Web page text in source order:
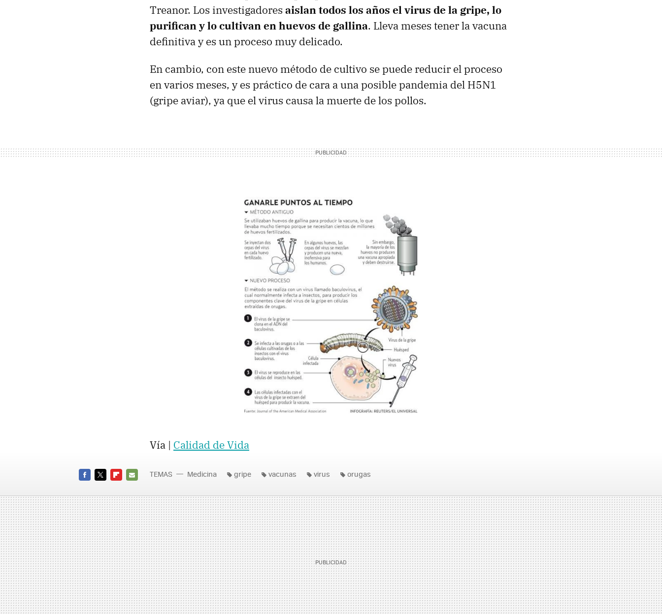
Treanor. Los investigadores aislan todos los años el virus de la gripe, lo
purifican y lo cultivan en huevos de gallina. Lleva meses tener la vacuna
definitiva y es un proceso muy delicado.
En cambio, con este nuevo método de cultivo se puede reducir el proceso
en varios meses, y es práctico de cara a una posible pandemia del H5N1
(gripe aviar), ya que el virus causa la muerte de los pollos.
Vía | Calidad de Vida
MAIL
TEMAS Medicina gripe vacunas virus orugas